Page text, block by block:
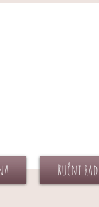
Ručni rad